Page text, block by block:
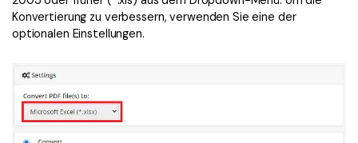
Konvertierung zu verbessern, verwenden Sie eine der
optionalen Einstellungen.